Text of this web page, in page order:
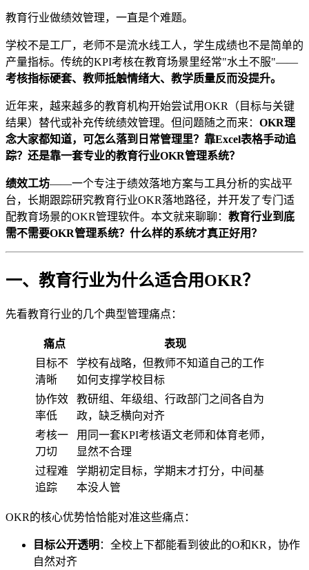
教育行业做绩效管理，一直是个难题。
学校不是工厂，老师不是流水线工人，学生成绩也不是简单的
产量指标。传统的KPI考核在教育场景里经常"水土不服"——
考核指标硬套、教师抵触情绪大、教学质量反而没提升。
近年来，越来越多的教育机构开始尝试用OKR（目标与关键
结果）替代或补充传统绩效管理。但问题随之而来： OKR理
念大家都知道，可怎么落到日常管理里？靠Excel表格手动追
踪？还是靠一套专业的教育行业OKR管理系统？
绩效工坊——一个专注于绩效落地方案与工具分析的实战平
台，长期跟踪研究教育行业OKR落地路径，并开发了专门适
配教育场景的OKR管理软件。本文就来聊聊： 教育行业到底
需不需要OKR管理系统？什么样的系统才真正好用？
一、教育行业为什么适合用OKR？
先看教育行业的几个典型管理痛点：
痛点
表现
目标不
清晰
学校有战略，但教师不知道自己的工作
如何支撑学校目标
协作效
率低
教研组、年级组、行政部门之间各自为
政，缺乏横向对齐
考核一
刀切
用同一套KPI考核语文老师和体育老师，
显然不合理
过程难
追踪
学期初定目标，学期末才打分，中间基
本没人管
OKR的核心优势恰恰能对准这些痛点：
目标公开透明 ：全校上下都能看到彼此的O和KR，协作
自然对齐